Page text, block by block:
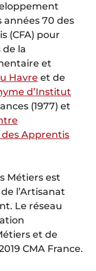
70 des
(CFA) pour
la
et
Havre et de
d’Institut
(1977) et
Apprentis
Métiers est
l’Artisanat
Le réseau
et de
CMA France.